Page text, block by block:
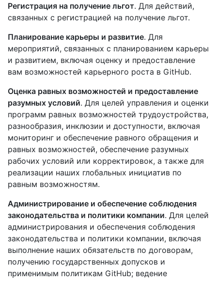
Регистрация на получение льгот. Для действий,
связанных с регистрацией на получение льгот.
Планирование карьеры и развитие. Для
мероприятий, связанных с планированием карьеры
и развитием, включая оценку и предоставление
вам возможностей карьерного роста в GitHub.
Оценка равных возможностей и предоставление
разумных условий. Для целей управления и оценки
программ равных возможностей трудоустройства,
разнообразия, инклюзии и доступности, включая
мониторинг и обеспечение равного обращения и
равных возможностей, обеспечение разумных
рабочих условий или корректировок, а также для
реализации наших глобальных инициатив по
равным возможностям.
Администрирование и обеспечение соблюдения
законодательства и политики компании. Для целей
администрирования и обеспечения соблюдения
законодательства и политики компании, включая
выполнение наших обязательств по договорам,
получению государственных допусков и
применимым политикам GitHub; ведение